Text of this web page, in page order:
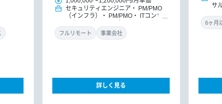
セキュリティエンジニア
PM/PMO
（インフラ）
PM/PMO
ITコンサ
ント
DXコンサルタント
フルリモート 事業会社
詳しく見る
サ